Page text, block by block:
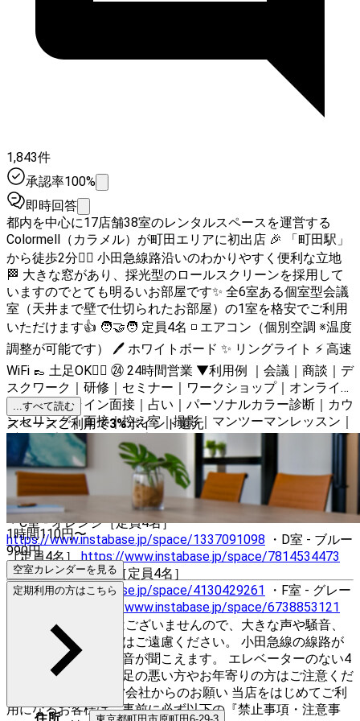
1,843件
承認率100%
即時回答
都内を中心に17店舗38室のレンタルスペースを運営する
Colormell（カラメル）が町田エリアに初出店 🎉 「町田駅」
から徒歩2分🚶‍♀️ 小田急線路沿いのわかりやすく便利な立地
🏁 大きな窓があり、採光型のロールスクリーンを採用して
いますのでとても明るいお部屋です✨ 全6室ある個室型会議
室（天井まで壁で仕切られたお部屋）の1室を格安でご利用
いただけます👍 🧑‍🤝‍🧑 定員4名 ◽ エアコン（個別空調 ※温度
調整が可能です） 🖊 ホワイトボード ✨ リングライト ⚡ 高速
WiFi 👞 土足OK🙆‍♀ ㉔ 24時間営業 ▼利用例 ｜会議｜商談｜デ
スクワーク｜研修｜セミナー｜ワークショップ｜オンライン
会議｜オンライン面接｜占い｜パーソナルカラー診断｜カウ
ンセリング｜面接｜控え室｜撮影｜マンツーマンレッスン｜
ボードゲーム｜カードゲーム｜ネイル｜メイク｜ヘアメイク
｜勉強会｜自習｜休憩｜ 【Colormell（カラメル）町田東口
店】 ・A室 - ウッド［定員6名］
https://www.instabase.jp/space/3672724204
ン［定員4名］
https://www.instabase.jp/space/5836021138
・C室 - オレンジ［定員4名］
https://www.instabase.jp/space/1337091098
［定員4名］https://www.instabase.jp/space/7814534473
・E室 - ストライプ［定員4名］
https://www.instabase.jp/space/4130429261
https://www.instabase.jp/space/6738853121
⚠注意⚠ 防音室ではございませんので、大きな声や騒音、
振動等を伴うご利用はご遠慮ください。 小田急線の線路が
近く、電車や踏切の音が聞こえます。 エレベーターのない4
階にありますので、足の悪い方やお年寄りの方はご注意くだ
用になるお客様は、事前に必ず以下の『禁止事項・注意事
...すべて読む
スペースご利用で3%ポイント還元
1時間110円〜
990円
空室カレンダーを見る
定期利用の方はこちら